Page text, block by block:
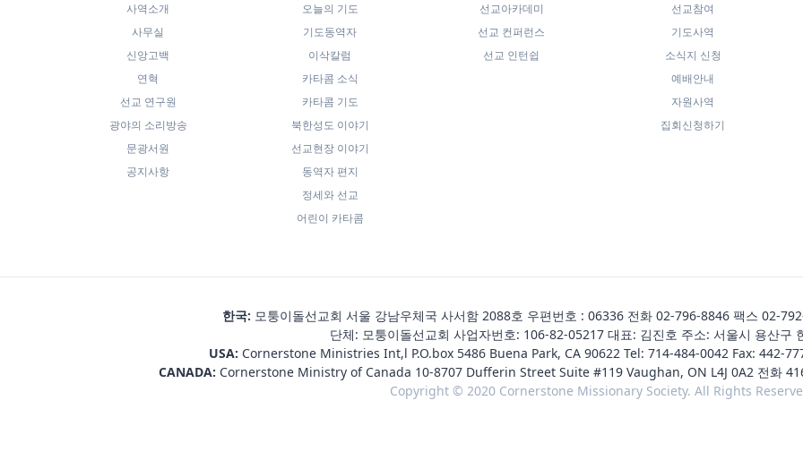
사역소개
사무실
신앙고백
연혁
선교 연구원
광야의 소리방송
문광서원
공지사항
오늘의 기도
기도동역자
이삭칼럼
카타콤 소식
카타콤 기도
북한성도 이야기
선교현장 이야기
동역자 편지
정세와 선교
어린이 카타콤
선교아카데미
선교 컨퍼런스
선교 인턴쉽
선교참여
기도사역
소식지 신청
예배안내
자원사역
집회신청하기
한국: 모퉁이돌선교회 서울 강남우체국 사서함 2088호 우편번호 : 06336 전화 02-796-8846팩스 02-
단체: 모퉁이돌선교회 사업자번호: 106-82-05217 대표: 김진호 주소: 서울시 용산구
USA: Cornerstone Ministries Int,l P.O.box 5486 Buena Park, CA 90622 Tel: 714-484-0042Fax: 442-
CANADA: Cornerstone Ministry of Canada 10-8707 Dufferin Street Suite #119 Vaughan, ON L4J 0A2 전화
Copyright © 2020 Cornerstone Missionary Society. All Rights